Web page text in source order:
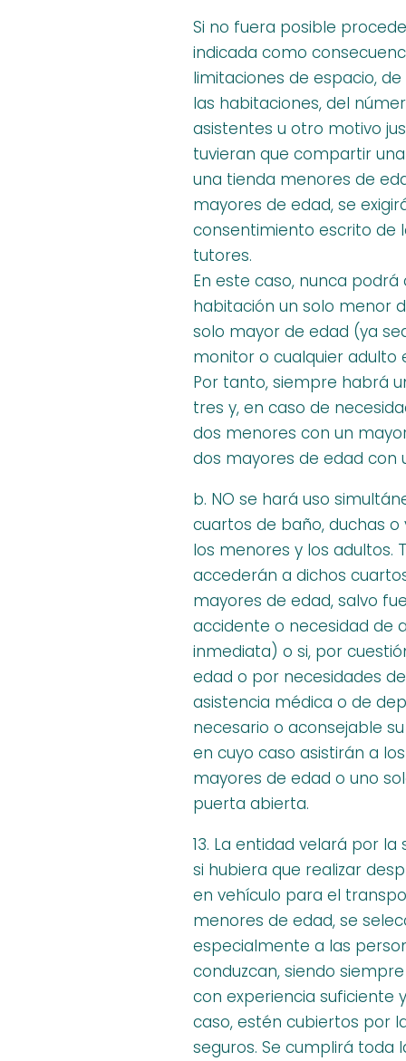
Si no fuera posible
indicada como
limitaciones de espacio,
las habitaciones, del
asistentes u otro motivo
tuvieran que compartir
una tienda menores de
mayores de edad, se
consentimiento escrito de
tutores.
En este caso, nunca
habitación un solo menor
solo mayor de edad (ya
monitor o cualquier adulto
Por tanto, siempre habrá
tres y, en caso de
dos menores con un
dos mayores de edad con
b. NO se hará uso
cuartos de baño, duchas
los menores y los adultos.
accederán a dichos
mayores de edad, salvo
accidente o necesidad de
inmediata) o si, por
edad o por necesidades
asistencia médica o de
necesario o aconsejable
en cuyo caso asistirán a
mayores de edad o uno
puerta abierta.
13. La entidad velará por la
si hubiera que realizar
en vehículo para el
menores de edad, se
especialmente a las
conduzcan, siendo
con experiencia suficiente
caso, estén cubiertos por
seguros. Se cumplirá toda